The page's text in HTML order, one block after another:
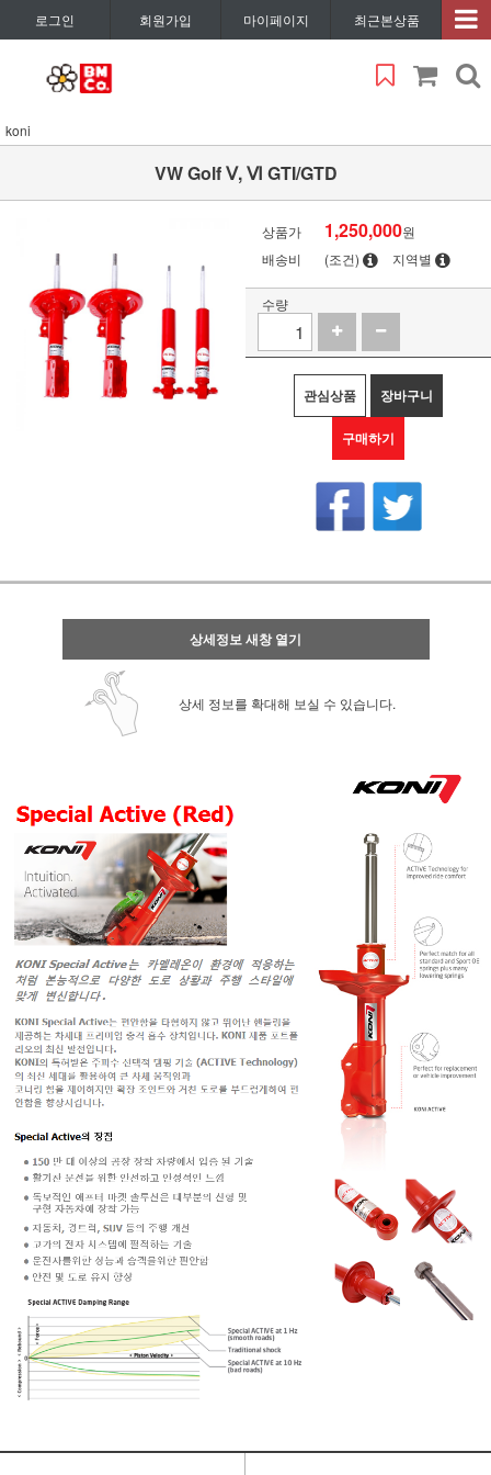
로그인 회원가입 마이페이지 최근본상품
koni
VW Golf Ⅴ, Ⅵ GTI/GTD
상품가 1,250,000원
배송비
(조건) 지역별
수량
관심상품 장바구니
구매하기
상세정보 새창 열기
상세 정보를 확대해 보실 수 있습니다.